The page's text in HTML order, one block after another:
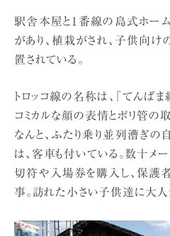
駅舎本屋と1番線の島式ホー
があり、植栽がされ、子供向け
置されている。
トロッコ線の名称は、「てんぱま
コミカルな顔の表情とポリ管の
なんと、ふたり乗り並列漕ぎの
は、客車も付いている。数十メ
切符や入場券を購入し、保護
事。訪れた小さい子供達に大人